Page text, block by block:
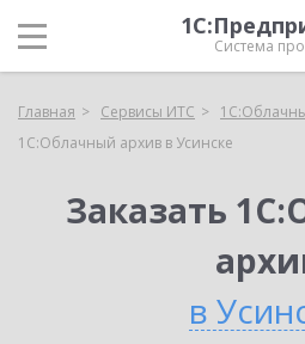
Система
Главная Сервисы ИТС
1С:Облачный архив в Усинске
Заказать
в